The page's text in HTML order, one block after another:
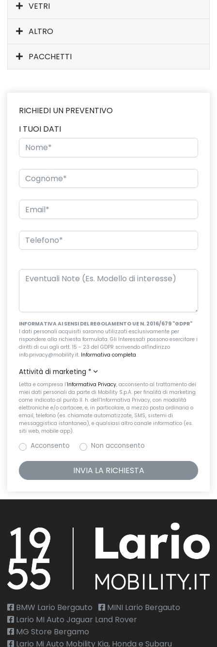
VETRI
ALTRO
PACCHETTI
RICHIEDI UN PREVENTIVO
I TUOI DATI
INFORMATIVA AI SENSI DEL REGOLAMENTO UE N. 2016/679 "GDPR"
I dati personali acquisiti saranno utilizzati esclusivamente per
rispondere alla richiesta formulata. Gli Interessati possono esercitare i
diritti di cui agli artt. 15 - 23 del GDPR scrivendo all'indirizzo
info.privacy@mobility.it. Informativa completa.
Attività di marketing *
Letta e compresa l’Informativa Privacy, acconsento al trattamento dei
miei dati personali da parte di Mobility S.p.A. per finalità di marketing
come indicato al punto II. h. dell’Informativa Privacy, con modalità
elettroniche e/o cartacee, e, in particolare, a mezzo posta ordinaria o
email, telefono (es. chiamate automatizzate, SMS, sistemi di
messaggistica istantanea), e qualsiasi altro canale informatico (es.
siti web, mobile app).
Acconsento Non acconsento
BMW Lario Bergauto
MINI Lario Bergauto
Lario MI Auto Jaguar Land Rover
MG Store Bergamo
Lario Mi Auto Mobility Kia, Honda e Subaru